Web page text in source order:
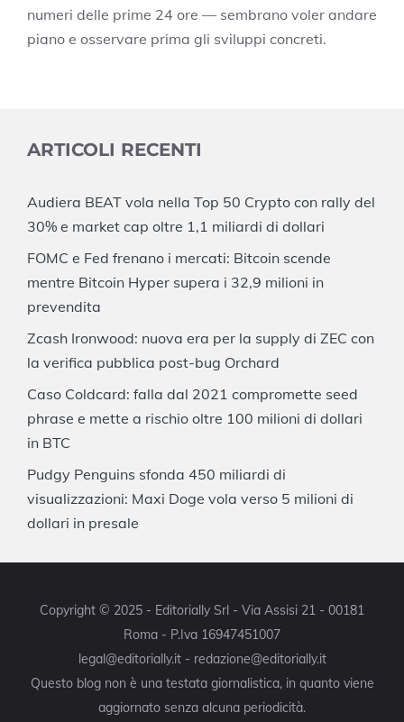
numeri delle prime 24 ore — sembrano voler andare
piano e osservare prima gli sviluppi concreti.
ARTICOLI RECENTI
Audiera BEAT vola nella Top 50 Crypto con rally del
30% e market cap oltre 1,1 miliardi di dollari
FOMC e Fed frenano i mercati: Bitcoin scende
mentre Bitcoin Hyper supera i 32,9 milioni in
prevendita
Zcash Ironwood: nuova era per la supply di ZEC con
la verifica pubblica post-bug Orchard
Caso Coldcard: falla dal 2021 compromette seed
phrase e mette a rischio oltre 100 milioni di dollari
in BTC
Pudgy Penguins sfonda 450 miliardi di
visualizzazioni: Maxi Doge vola verso 5 milioni di
dollari in presale
Copyright © 2025 - Editorially Srl - Via Assisi 21 - 00181
Roma - P.Iva 16947451007
legal@editorially.it - redazione@editorially.it
Questo blog non è una testata giornalistica, in quanto viene
aggiornato senza alcuna periodicità.